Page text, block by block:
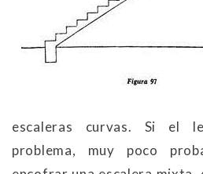
escaleras curvas. Si el
problema, muy poco